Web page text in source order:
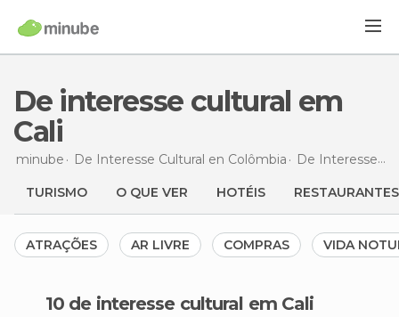
De interesse cultural em
Cali
minube De Interesse Cultural en Colômbia De Interesse Cultural en
TURISMO O QUE VER HOTÉIS RESTAURANTES
ATRAÇÕES AR LIVRE COMPRAS VIDA
10 de interesse cultural em Cali